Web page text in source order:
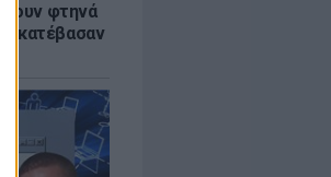
φτηνά
κατέβασαν